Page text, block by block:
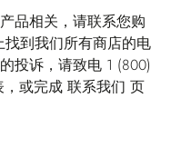
品相关，请联系您购
到我们所有商店的电
投诉，请致电 1 (800)
，或完成 联系我们 页